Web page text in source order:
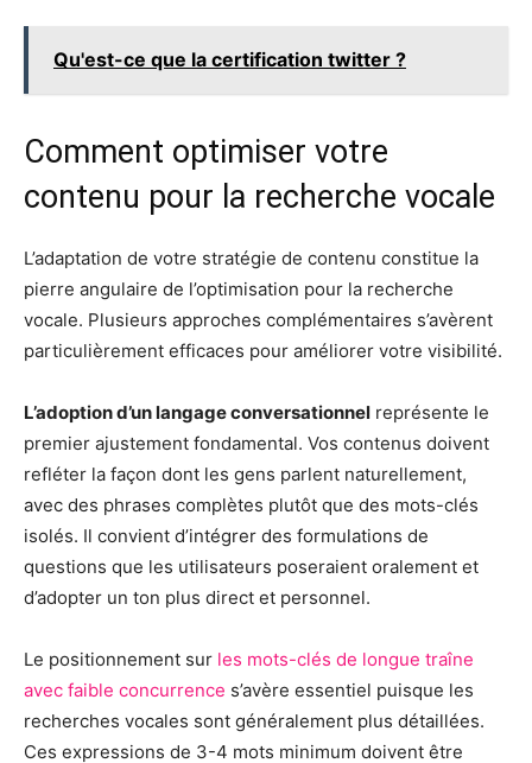
Qu'est-ce que la certification twitter ?
Comment optimiser votre
contenu pour la recherche vocale
L’adaptation de votre stratégie de contenu constitue la
pierre angulaire de l’optimisation pour la recherche
vocale. Plusieurs approches complémentaires s’avèrent
particulièrement efficaces pour améliorer votre visibilité.
L’adoption d’un langage conversationnel représente le
premier ajustement fondamental. Vos contenus doivent
refléter la façon dont les gens parlent naturellement,
avec des phrases complètes plutôt que des mots-clés
isolés. Il convient d’intégrer des formulations de
questions que les utilisateurs poseraient oralement et
d’adopter un ton plus direct et personnel.
Le positionnement sur les mots-clés de longue traîne
avec faible concurrence s’avère essentiel puisque les
recherches vocales sont généralement plus détaillées.
Ces expressions de 3-4 mots minimum doivent être